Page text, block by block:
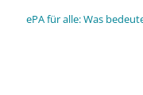
ePA für alle: Was